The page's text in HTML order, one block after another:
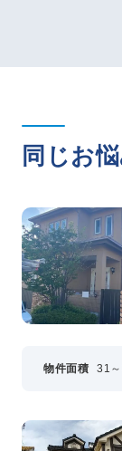
同じお
物件面積 31